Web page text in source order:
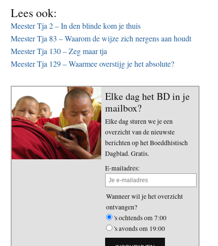
Lees ook:
Meester Tja 2 – In den blinde kom je thuis
Meester Tja 83 – Waarom de wijze zich nergens aan houdt
Meester Tja 130 – Zeg maar tja
Meester Tja 129 – Waarmee overstijg je het absolute?
Elke dag het BD in je
mailbox?
Elke dag sturen we je een
overzicht van de nieuwste
berichten op het Boeddhistisch
Dagblad. Gratis.
E-mailadres:
Wanneer wil je het overzicht
ontvangen?
's ochtends om 7:00
's avonds om 19:00